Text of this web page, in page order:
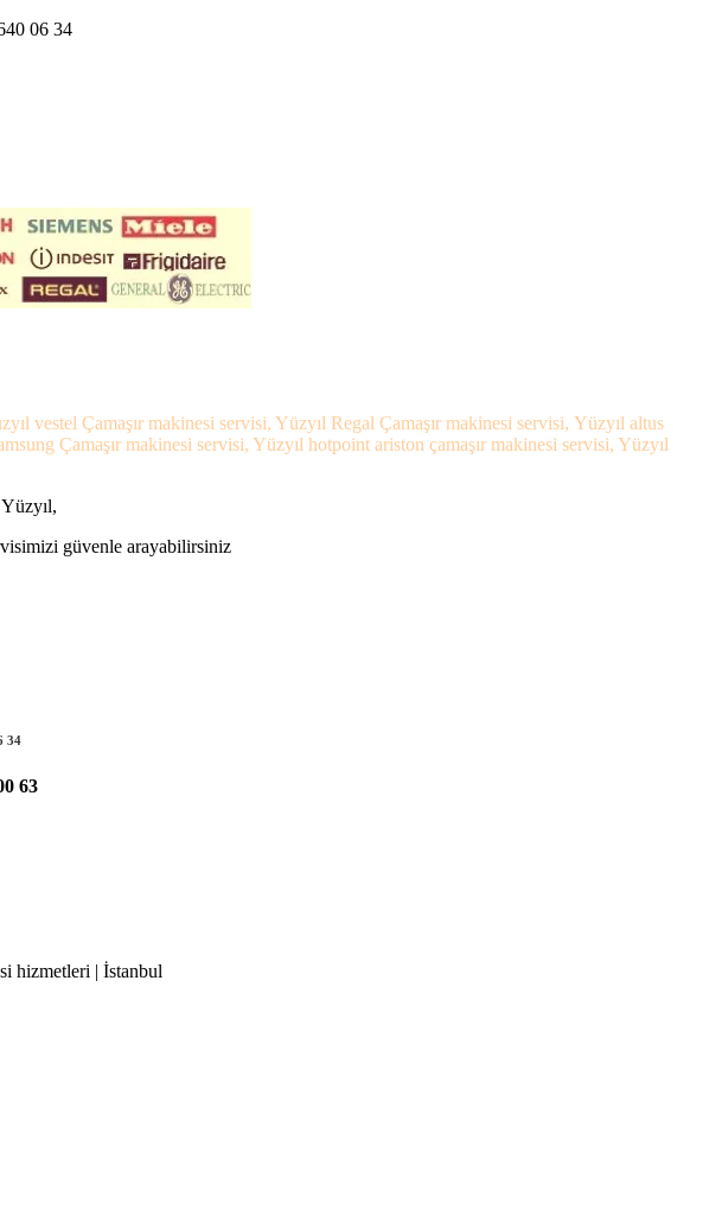
06 34
vestel Çamaşır makinesi servisi, Yüzyıl Regal Çamaşır makinesi servisi, Yüzyıl altus
Çamaşır makinesi servisi, Yüzyıl hotpoint ariston çamaşır makinesi servisi, Yüzyıl
güvenle arayabilirsiniz
34
63
hizmetleri | İstanbul